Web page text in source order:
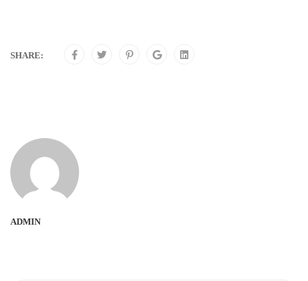
SHARE:
ADMIN